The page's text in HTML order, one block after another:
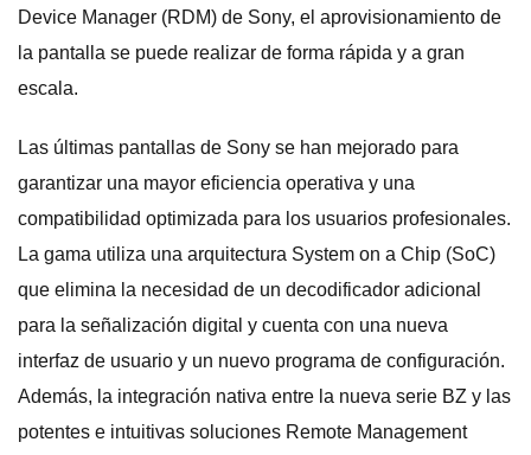
Device Manager (RDM) de Sony, el aprovisionamiento de
la pantalla se puede realizar de forma rápida y a gran
escala.
Las últimas pantallas de Sony se han mejorado para
garantizar una mayor eficiencia operativa y una
compatibilidad optimizada para los usuarios profesionales.
La gama utiliza una arquitectura System on a Chip (SoC)
que elimina la necesidad de un decodificador adicional
para la señalización digital y cuenta con una nueva
interfaz de usuario y un nuevo programa de configuración.
Además, la integración nativa entre la nueva serie BZ y las
potentes e intuitivas soluciones Remote Management